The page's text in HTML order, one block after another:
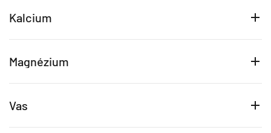
Kalcium
Magnézium
Vas